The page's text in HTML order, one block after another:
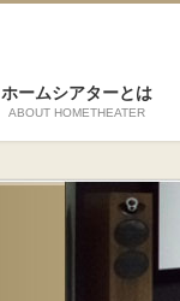
ホームシアターとは
ABOUT HOMETHEATER